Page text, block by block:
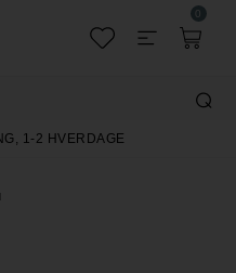
0
1-2 HVERDAGE